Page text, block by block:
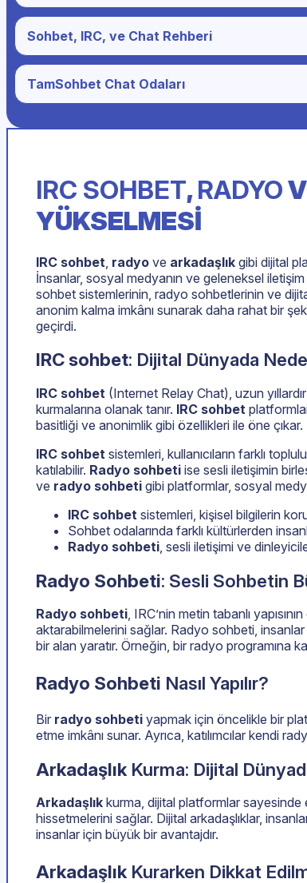
Sohbet, IRC, ve Chat Rehberi
TamSohbet Chat Odaları
IRC SOHBET,RADYO
YÜKSELMESI
IRC sohbet radyo ve arkadaşlık gibi dijital
İnsanlar, sosyal medyanın ve geleneksel
sohbet sistemlerinin, radyo sohbetlerinin ve
anonim kalma imkânı sunarak daha rahat bir
geçirdi.
IRC sohbet: Dijital Dünyada
IRC sohbet (Internet Relay Chat), uzun
kurmalarına olanak tanır. IRC sohbet
basitliği ve anonimlik gibi özellikleri ile öne
IRC sohbet sistemleri, kullanıcıların farklı
katılabilir. Radyo sohbeti ise sesli iletişimin
ve radyo sohbeti gibi platformlar, sosyal
IRC sohbet sistemleri, kişisel bilgilerin
Sohbet odalarında farklı kültürlerden
Radyo sohbeti, sesli iletişimi ve
Radyo Sohbeti: Sesli Sohbetin
Radyo sohbeti, IRC’nin metin tabanlı
aktarabilmelerini sağlar. Radyo sohbeti,
bir alan yaratır. Örneğin, bir radyo programına
Radyo Sohbeti Nasıl Yapılır?
Bir radyo sohbeti yapmak için öncelikle bir
etme imkânı sunar. Ayrıca, katılımcılar kendi
Arkadaşlık Kurma: Dijital
Arkadaşlık kurma, dijital platformlar
hissetmelerini sağlar. Dijital arkadaşlıklar,
insanlar için büyük bir avantajdır.
Arkadaşlık Kurarken Dikkat